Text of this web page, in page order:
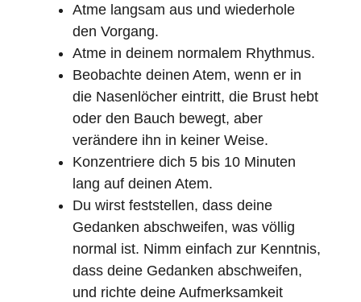
Atme langsam aus und wiederhole
den Vorgang.
Atme in deinem normalem Rhythmus.
Beobachte deinen Atem, wenn er in
die Nasenlöcher eintritt, die Brust hebt
oder den Bauch bewegt, aber
verändere ihn in keiner Weise.
Konzentriere dich 5 bis 10 Minuten
lang auf deinen Atem.
Du wirst feststellen, dass deine
Gedanken abschweifen, was völlig
normal ist. Nimm einfach zur Kenntnis,
dass deine Gedanken abschweifen,
und richte deine Aufmerksamkeit